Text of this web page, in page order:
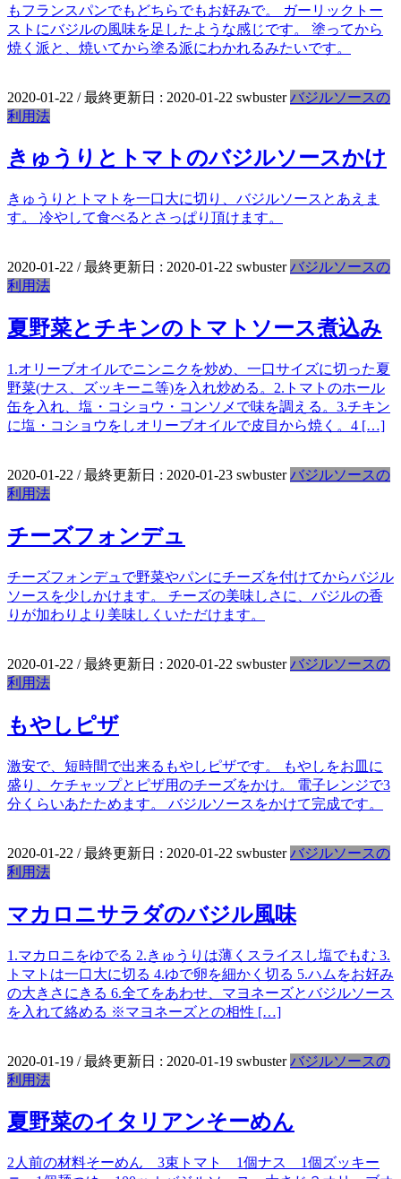
もフランスパンでもどちらでもお好みで。 ガーリックトー
ストにバジルの風味を足したような感じです。 塗ってから
焼く派と、焼いてから塗る派にわかれるみたいです。
2020-01-22 / 最終更新日 : 2020-01-22 swbuster バジルソースの
利用法
きゅうりとトマトのバジルソースかけ
きゅうりとトマトを一口大に切り、バジルソースとあえま
す。 冷やして食べるとさっぱり頂けます。
2020-01-22 / 最終更新日 : 2020-01-22 swbuster バジルソースの
利用法
夏野菜とチキンのトマトソース煮込み
1.オリーブオイルでニンニクを炒め、一口サイズに切った夏
野菜(ナス、ズッキーニ等)を入れ炒める。2.トマトのホール
缶を入れ、塩・コショウ・コンソメで味を調える。3.チキン
に塩・コショウをしオリーブオイルで皮目から焼く。4 […]
2020-01-22 / 最終更新日 : 2020-01-23 swbuster バジルソースの
利用法
チーズフォンデュ
チーズフォンデュで野菜やパンにチーズを付けてからバジル
ソースを少しかけます。 チーズの美味しさに、バジルの香
りが加わりより美味しくいただけます。
2020-01-22 / 最終更新日 : 2020-01-22 swbuster バジルソースの
利用法
もやしピザ
激安で、短時間で出来るもやしピザです。 もやしをお皿に
盛り、ケチャップとピザ用のチーズをかけ。 電子レンジで3
分くらいあたためます。 バジルソースをかけて完成です。
2020-01-22 / 最終更新日 : 2020-01-22 swbuster バジルソースの
利用法
マカロニサラダのバジル風味
1.マカロニをゆでる 2.きゅうりは薄くスライスし塩でもむ 3.
トマトは一口大に切る 4.ゆで卵を細かく切る 5.ハムをお好み
の大きさにきる 6.全てをあわせ、マヨネーズとバジルソース
を入れて絡める ※マヨネーズとの相性 […]
2020-01-19 / 最終更新日 : 2020-01-19 swbuster バジルソースの
利用法
夏野菜のイタリアンそーめん
2人前の材料そーめん 3束トマト 1個ナス 1個ズッキー